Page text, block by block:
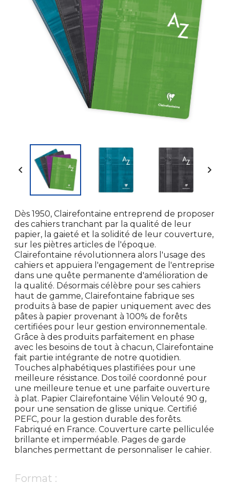
 
Dès 1950, Clairefontaine entreprend de proposer
des cahiers tranchant par la qualité de leur
papier, la gaieté et la solidité de leur couverture,
sur les piètres articles de l'époque.
Clairefontaine révolutionnera alors l'usage des
cahiers et appuiera l'engagement de l'entreprise
dans une quête permanente d'amélioration de
la qualité. Désormais célèbre pour ses cahiers
haut de gamme, Clairefontaine fabrique ses
produits à base de papier uniquement avec des
pâtes à papier provenant à 100% de forêts
certifiées pour leur gestion environnementale.
Grâce à des produits parfaitement en phase
avec les besoins de tout à chacun, Clairefontaine
fait partie intégrante de notre quotidien.
Touches alphabétiques plastifiées pour une
meilleure résistance. Dos toilé coordonné pour
une meilleure tenue et une parfaite ouverture
à plat. Papier Clairefontaine Vélin Velouté 90 g,
pour une sensation de glisse unique. Certifié
PEFC, pour la gestion durable des forêts.
Fabriqué en France. Couverture carte pelliculée
brillante et imperméable. Pages de garde
blanches permettant de personnaliser le cahier.
Format :